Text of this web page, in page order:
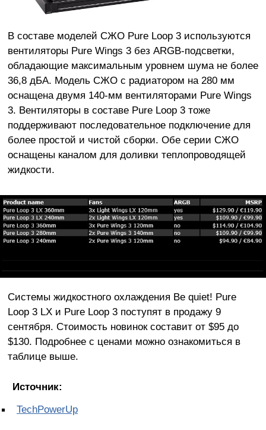
В составе моделей СЖО Pure Loop 3 используются
вентиляторы Pure Wings 3 без ARGB-подсветки,
обладающие максимальным уровнем шума не более
36,8 дБА. Модель СЖО с радиатором на 280 мм
оснащена двумя 140-мм вентиляторами Pure Wings
3. Вентиляторы в составе Pure Loop 3 тоже
поддерживают последовательное подключение для
более простой и чистой сборки. Обе серии СЖО
оснащены каналом для доливки теплопроводящей
жидкости.
Системы жидкостного охлаждения Be quiet! Pure
Loop 3 LX и Pure Loop 3 поступят в продажу 9
сентября. Стоимость новинок составит от $95 до
$130. Подробнее с ценами можно ознакомиться в
таблице выше.
Источник:
TechPowerUp